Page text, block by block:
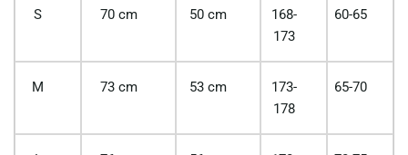
S 70 cm 50 cm
168-
173
60-65
M 73 cm 53 cm
173-
178
65-70